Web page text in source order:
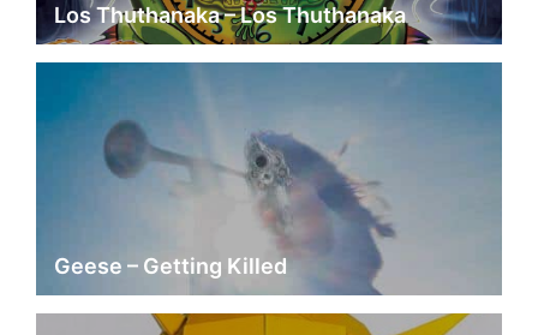
Los Thuthanaka – Los Thuthanaka
Geese – Getting Killed